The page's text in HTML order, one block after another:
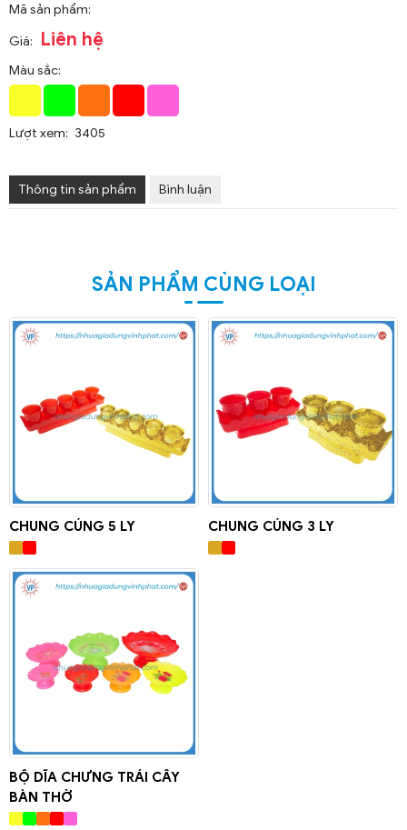
Mã sản phẩm:
Giá: Liên hệ
Màu sắc:
Lượt xem: 3405
Thông tin sản phẩm Bình luận
SẢN PHẨM CÙNG LOẠI
CHUNG CÚNG 5 LY CHUNG CÚNG 3 LY
BỘ DĨA CHƯNG TRÁI CÂY
BÀN THỜ